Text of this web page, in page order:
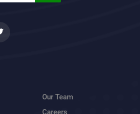
Our Team